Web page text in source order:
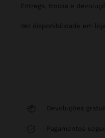
entrega, trocas e
ver disponibilidade em
Devoluções
Pagamentos